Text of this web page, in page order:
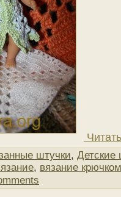
штучки, Детские
, вязание крючком